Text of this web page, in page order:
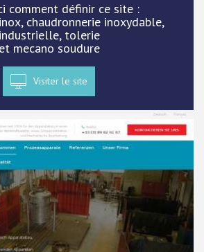
comment définir ce site :
chaudronnerie inoxydable,
tolerie
mecano soudure
Visiter le site